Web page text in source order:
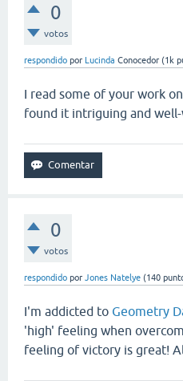
0
votos
respondido por Lucinda Conocedor (1k
I read some of your work
found it intriguing and
0
votos
respondido por Jones Natelye (140
I'm addicted to Geometry
'high' feeling when
feeling of victory is great!